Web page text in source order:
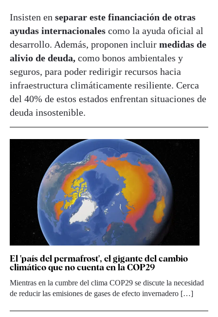
Insisten en separar este financiación de otras
ayudas internacionales como la ayuda oficial al
desarrollo​. Además, proponen incluir medidas de
alivio de deuda, como bonos ambientales y
seguros, para poder redirigir recursos hacia
infraestructura climáticamente resiliente. Cerca
del 40% de estos estados enfrentan situaciones de
deuda insostenible.
El 'país del permafrost', el gigante del cambio
climático que no cuenta en la COP29
Mientras en la cumbre del clima COP29 se discute la necesidad
de reducir las emisiones de gases de efecto invernadero […]